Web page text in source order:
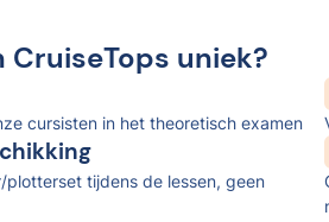
uniek?
cursisten in het theoretisch examen
tijdens de lessen, geen